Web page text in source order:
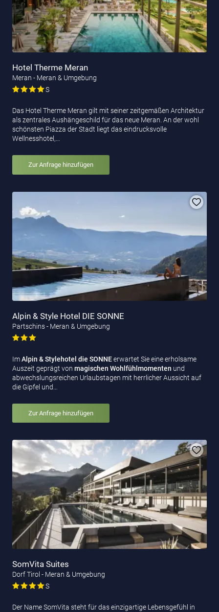
Hotel Therme Meran
Meran - Meran & Umgebung
S
Das Hotel Therme Meran gilt mit seiner zeitgemäßen Architektur
als zentrales Aushängeschild für das neue Meran. An der wohl
schönsten Piazza der Stadt liegt das eindrucksvolle
Wellnesshotel,…
Zur Anfrage hinzufügen
Alpin & Style Hotel DIE SONNE
Partschins - Meran & Umgebung
ImAlpin & Stylehotel die SONNEerwartet Sie eine erholsame
Auszeit geprägt von magischen Wohlfühlmomenten und
abwechslungsreichen Urlaubstagen mit herrlicher Aussicht auf
die Gipfel und…
Zur Anfrage hinzufügen
SomVita Suites
Dorf Tirol - Meran & Umgebung
S
Der Name SomVita steht für das einzigartige Lebensgefühl in